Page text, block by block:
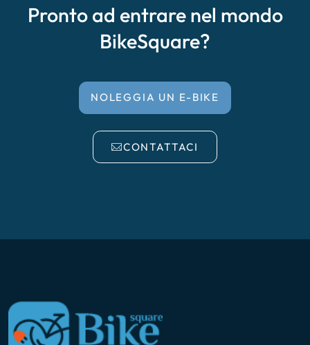
Pronto ad entrare nel mondo
BikeSquare?
NOLEGGIA UN E-BIKE
CONTATTACI